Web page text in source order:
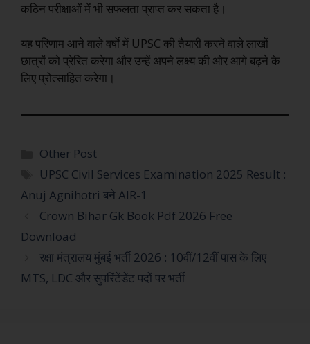
कठिन परीक्षाओं में भी सफलता प्राप्त कर सकता है।
यह परिणाम आने वाले वर्षों में UPSC की तैयारी करने वाले लाखों
छात्रों को प्रेरित करेगा और उन्हें अपने लक्ष्य की ओर आगे बढ़ने के
लिए प्रोत्साहित करेगा।
Other Post
UPSC Civil Services Examination 2025 Result :
Anuj Agnihotri बने AIR-1
Crown Bihar Gk Book Pdf 2026 Free
Download
रक्षा मंत्रालय मुंबई भर्ती 2026 : 10वीं/12वीं पास के लिए
MTS, LDC और सुपरिंटेंडेंट पदों पर भर्ती